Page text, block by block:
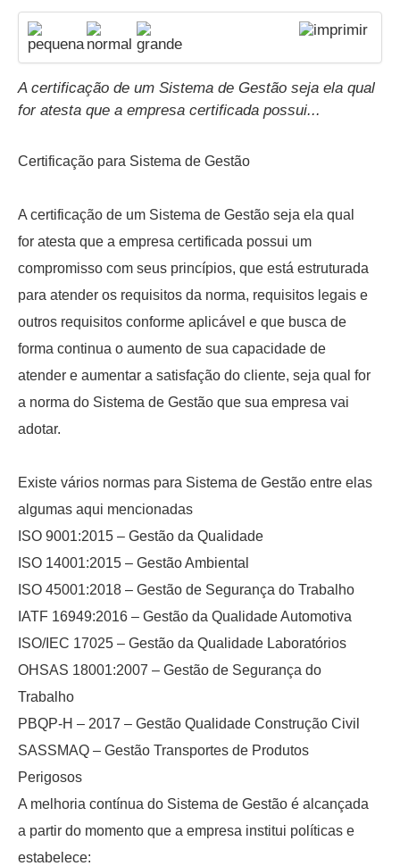
A certificação de um Sistema de Gestão seja ela qual
for atesta que a empresa certificada possui...
Certificação para Sistema de Gestão
A certificação de um Sistema de Gestão seja ela qual
for atesta que a empresa certificada possui um
compromisso com seus princípios, que está estruturada
para atender os requisitos da norma, requisitos legais e
outros requisitos conforme aplicável e que busca de
forma continua o aumento de sua capacidade de
atender e aumentar a satisfação do cliente, seja qual for
a norma do Sistema de Gestão que sua empresa vai
adotar.
Existe vários normas para Sistema de Gestão entre elas
algumas aqui mencionadas
ISO 9001:2015 – Gestão da Qualidade
ISO 14001:2015 – Gestão Ambiental
ISO 45001:2018 – Gestão de Segurança do Trabalho
IATF 16949:2016 – Gestão da Qualidade Automotiva
ISO/IEC 17025 – Gestão da Qualidade Laboratórios
OHSAS 18001:2007 – Gestão de Segurança do
Trabalho
PBQP-H – 2017 – Gestão Qualidade Construção Civil
SASSMAQ – Gestão Transportes de Produtos
Perigosos
A melhoria contínua do Sistema de Gestão é alcançada
a partir do momento que a empresa institui políticas e
estabelece: